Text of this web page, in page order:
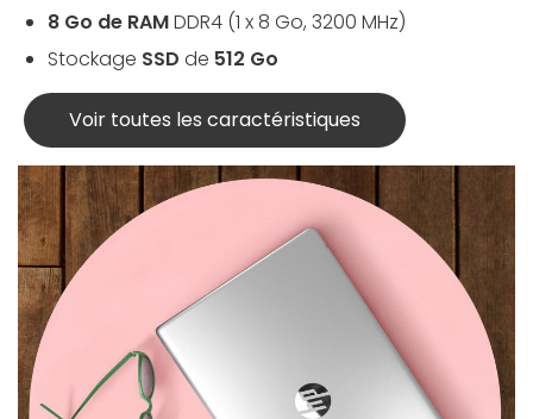
8 Go de RAMDDR4 (1 x 8 Go, 3200 MHz)
Stockage SSD de 512 Go
Voir toutes les caractéristiques